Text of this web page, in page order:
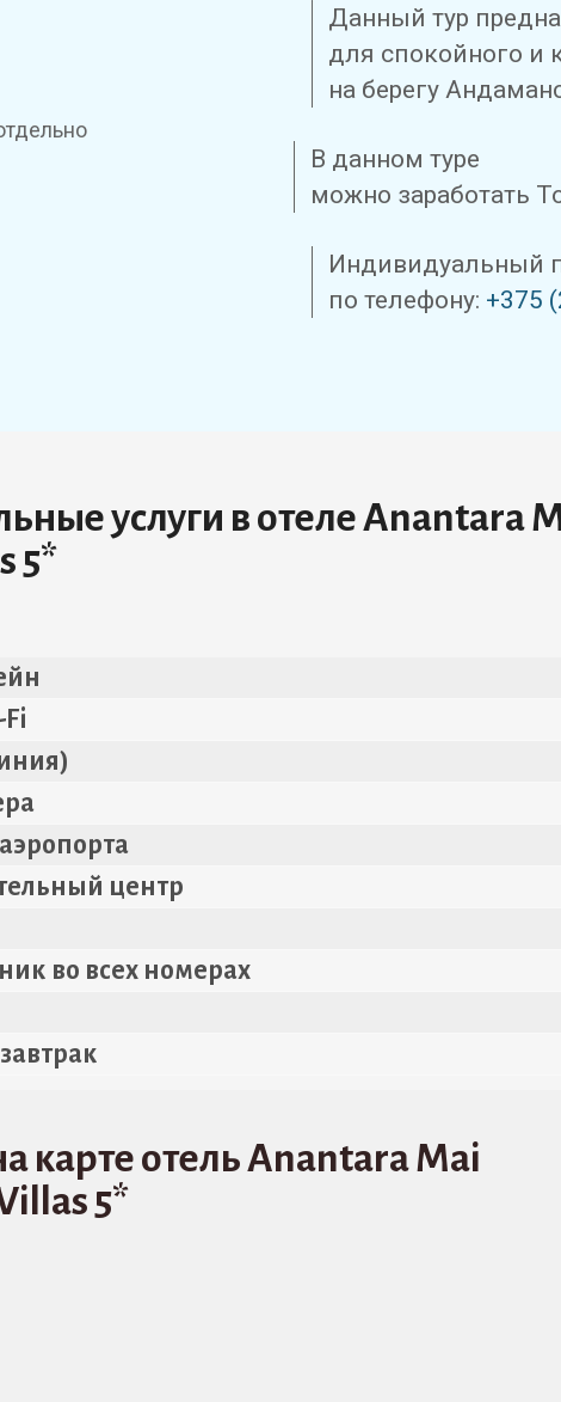
Данный тур
для спокойного и
на берегу
В данном туре
можно заработать
Индивидуальный
по телефону: +375
услуги в отеле Anantara
5*
центр
во всех номерах
карте отель Anantara Mai
5*